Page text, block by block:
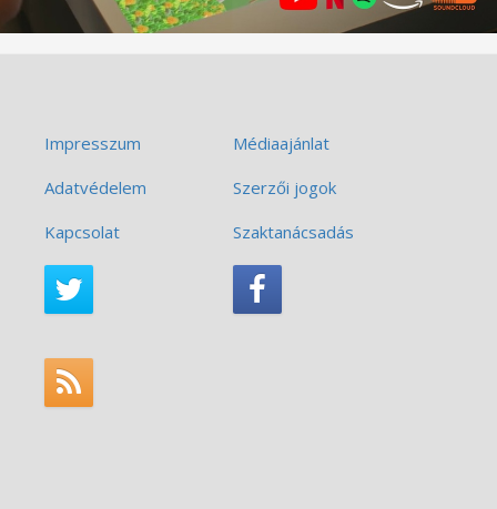
Impresszum
Médiaajánlat
Adatvédelem
Szerzői jogok
Kapcsolat
Szaktanácsadás